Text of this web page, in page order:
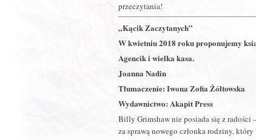
przeczytania!
„Kącik Zaczytanych”
W kwietniu 2018 roku proponujemy
Agencik i wielka kasa.
Joanna Nadin
Tłumaczenie: Iwona Zofia Żółtowska
Wydawnictwo: Akapit Press
Billy Grimshaw nie posiada się z radości
za sprawą nowego członka rodziny,